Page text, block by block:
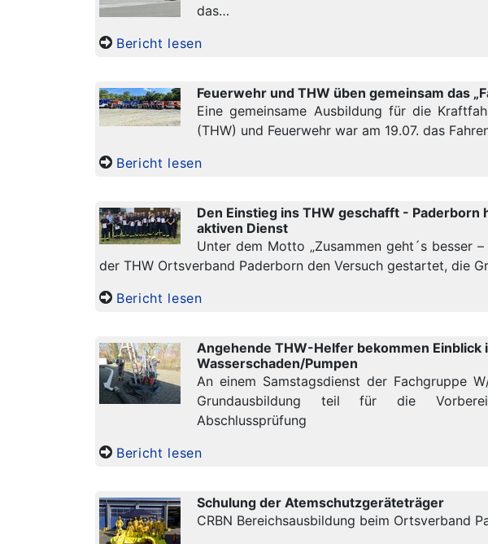
das…
Bericht lesen
Feuerwehr und THW üben gemeinsam das
Eine gemeinsame Ausbildung für die
(THW) und Feuerwehr war am 19.07. das
Bericht lesen
Den Einstieg ins THW geschafft - Paderborn
aktiven Dienst
Unter dem Motto „Zusammen geht´s besser
der THW Ortsverband Paderborn den Versuch gestartet, die
Bericht lesen
Angehende THW-Helfer bekommen Einblick
Wasserschaden/Pumpen
An einem Samstagsdienst der Fachgruppe
Grundausbildung teil für die
Abschlussprüfung
Bericht lesen
Schulung der Atemschutzgeräteträger
CRBN Bereichsausbildung beim Ortsverband